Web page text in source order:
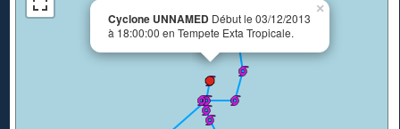
Cyclone UNNAMED Début le 03/12/2013
à 18:00:00 en Tempete Exta Tropicale.
×